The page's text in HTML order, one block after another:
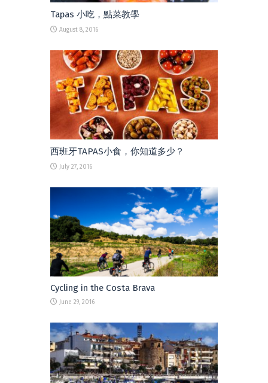
Tapas 小吃，點菜教學
August 8, 2016
西班牙TAPAS小食，你知道多少？
July 27, 2016
Cycling in the Costa Brava
June 29, 2016